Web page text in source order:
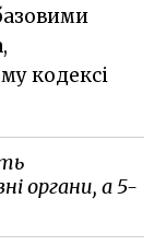
кодексі
органи, а 5-